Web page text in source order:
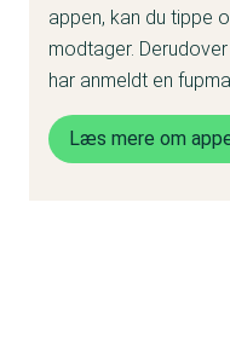
appen, kan du tippe
modtager.
har anmeldt en
Læs mere om